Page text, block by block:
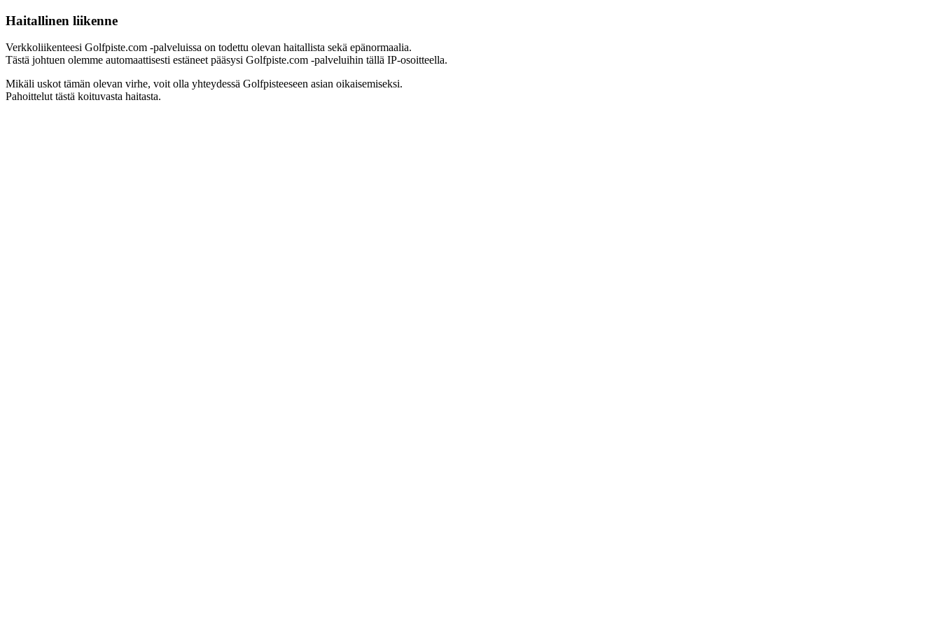
Haitallinen liikenne
Verkkoliikenteesi Golfpiste.com -palveluissa on todettu olevan haitallista sekä epänormaalia.
Tästä johtuen olemme automaattisesti estäneet pääsysi Golfpiste.com -palveluihin tällä IP-osoitteella.
Mikäli uskot tämän olevan virhe, voit olla yhteydessä Golfpisteeseen asian oikaisemiseksi.
Pahoittelut tästä koituvasta haitasta.